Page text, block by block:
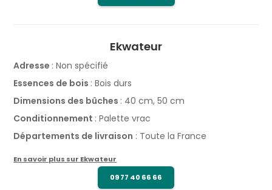
Ekwateur
Adresse : Non spécifié
Essences de bois : Bois durs
Dimensions des bûches : 40 cm, 50 cm
Conditionnement : Palette vrac
Départements de livraison : Toute la France
En savoir plus sur Ekwateur
09 77 40 66 66